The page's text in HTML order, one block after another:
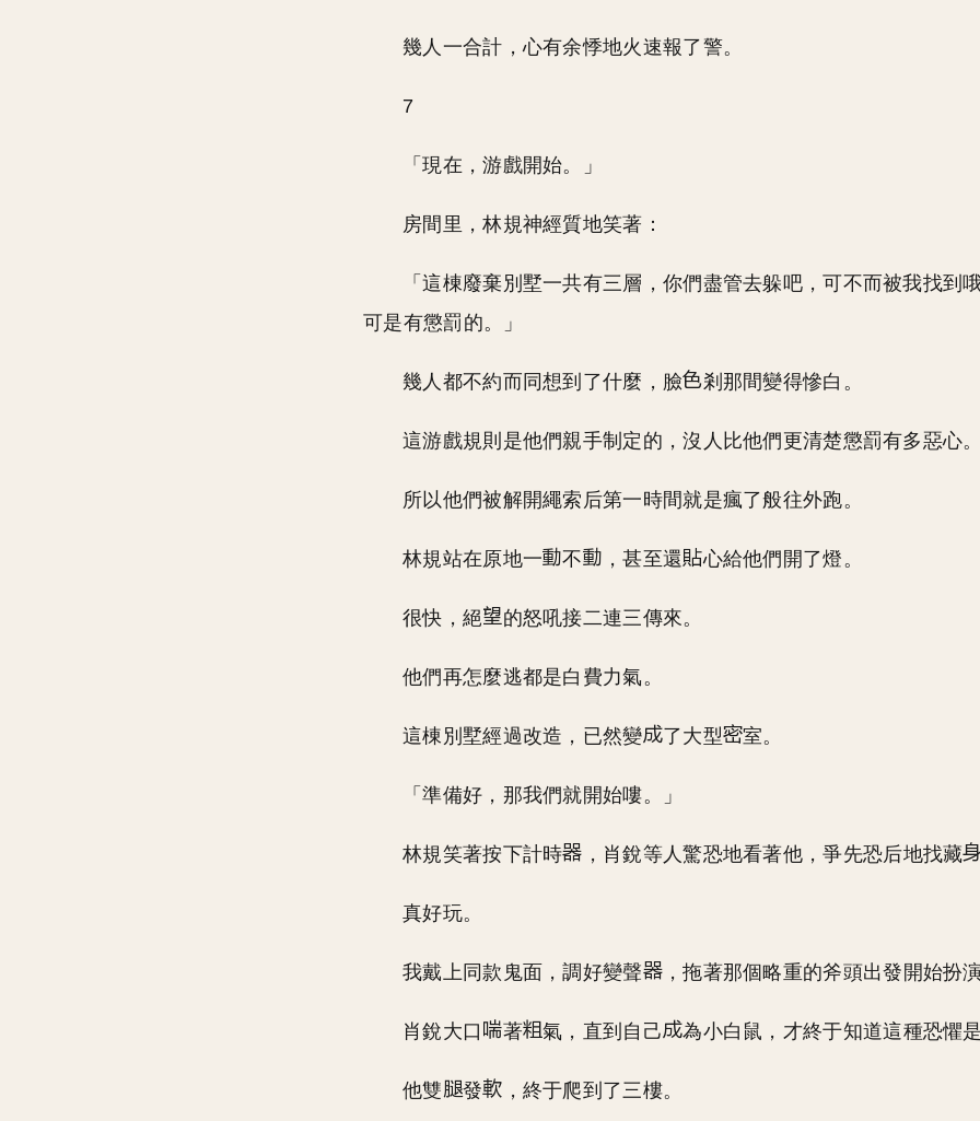
幾人一合計，心有余悸地火速報了警。
7
「現在，游戲開始。」
房間里，林規神經質地笑著：
「這棟廢棄別墅一共有三層，你們盡管去躲吧，可不而被我找到
可是有懲罰的。」
幾人都不約而同想到了什麼，臉 剎那間變得慘白。
這游戲規則是他們親手制定的，沒人比他們更清楚懲罰有多惡心。
所以他們被解開繩索后第一時間就是瘋了般往外跑。
林規站在原地一 不 ，甚至還 心給他們開了燈。
很快，絕 的怒吼接二連三傳來。
他們再怎麼逃都是白費力氣。
這棟別墅經過改造，已然變 了大型 室。
「準備好，那我們就開始嘍。」
林規笑著按下計時 ，肖銳等人驚恐地看著他，爭先恐后地找藏
真好玩。
我戴上同款鬼面，調好變聲 ，拖著那個略重的斧頭出發開始扮
肖銳大口 著 氣，直到自己 為小白鼠，才終于知道這種恐懼是
他雙 發 ，終于爬到了三樓。